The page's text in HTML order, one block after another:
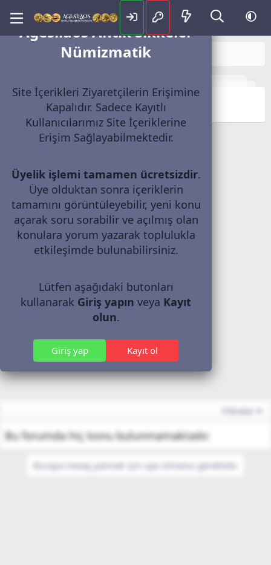
Agesilaos Antik Sikkeler
Nümizmatik
Site İçerikleri Ziyaretçilerin Erişimine
Kapalıdır. Sadece Kayıtlı
Kullanıcılarımız Site İçeriklerine
Erişim Sağlayabilmektedir.
Üyelik işlemi tamamen ücretsizdir.
Üye olduktan sonra içeriklerin
tamamını görüntüleyebilir, yeni konu
açarak soru sorabilir ve açılmış olan
konulara yorum yazarak toplulukla
etkileşimde bulunabilirsiniz.
Lütfen aşağıdaki butonları
kullanarak Giriş yapın veya Kayıt
olun.
Giriş yap Kayıt ol
Forum Duyuruları
Nümizmatik Nedir?
Filtreler
Bu forumda hiç konu bulunmamaktadır.
Buraya mesaj yazmak için üye olmanız gereklidir.